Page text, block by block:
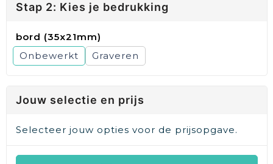
Stap 2: Kies je bedrukking
bord (35x21mm)
Onbewerkt
Graveren
Jouw selectie en prijs
Selecteer jouw opties voor de prijsopgave.